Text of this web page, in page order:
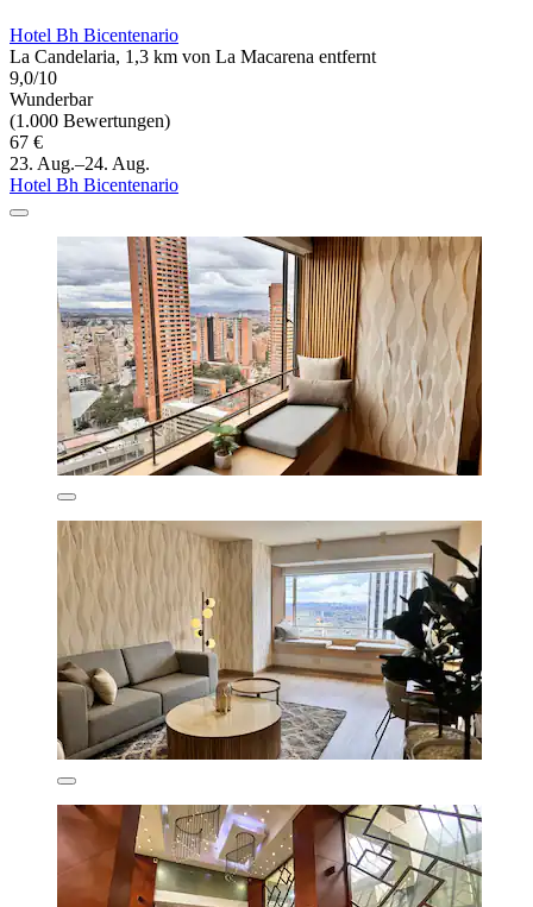
Hotel Bh Bicentenario
La Candelaria, 1,3 km von La Macarena entfernt
9,0/10
Wunderbar
(1.000 Bewertungen)
67 €
23. Aug.–24. Aug.
Hotel Bh Bicentenario